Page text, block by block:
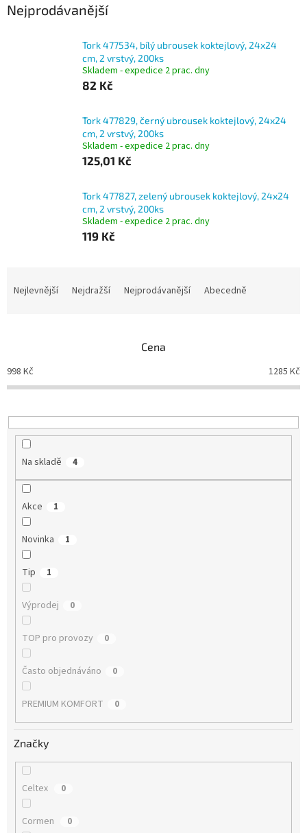
Nejprodávanější
Tork 477534, bílý ubrousek koktejlový, 24x24
cm, 2 vrstvý, 200ks
Skladem - expedice 2 prac. dny
82 Kč
Tork 477829, černý ubrousek koktejlový, 24x24
cm, 2 vrstvý, 200ks
Skladem - expedice 2 prac. dny
125,01 Kč
Tork 477827, zelený ubrousek koktejlový, 24x24
cm, 2 vrstvý, 200ks
Skladem - expedice 2 prac. dny
119 Kč
p
u
Nejlevnější Nejdražší Nejprodávanější Abecedně
Cena
998 Kč 1285 Kč
Na skladě 4
Akce 1
Novinka 1
Tip 1
Výprodej 0
TOP pro provozy 0
Často objednáváno 0
PREMIUM KOMFORT 0
Značky
Celtex 0
Cormen 0